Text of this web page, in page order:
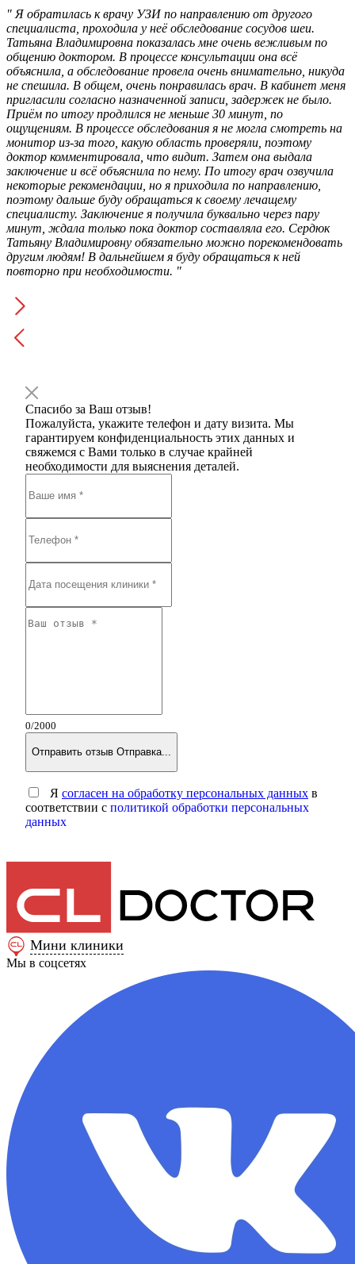
" Я обратилась к врачу УЗИ​ по направлению от другого
специалиста, проходила у неё обследование сосудов шеи.
Татьяна Владимировна показалась мне очень вежливым по
общению доктором. В процессе консультации она всё
объяснила, а обследование провела очень внимательно, никуда
не спешила. В общем, очень понравилась врач. В кабинет меня
пригласили согласно назначенной записи, задержек не было.
Приём по итогу продлился не меньше 30 минут, по
ощущениям. В процессе обследования я не могла смотреть на
монитор из-за того, какую область проверяли, поэтому
доктор комментировала, что видит. Затем она выдала
заключение и всё объяснила по нему. По итогу врач озвучила
некоторые рекомендации, но я приходила по направлению,
поэтому дальше буду обращаться к своему лечащему
специалисту. Заключение я получила буквально через пару
минут, ждала только пока доктор составляла его. Сердюк
Татьяну Владимировну обязательно можно порекомендовать
другим людям! В дальнейшем я буду обращаться к ней
повторно при необходимости. "
Спасибо за Ваш отзыв!
Пожалуйста, укажите телефон и дату визита. Мы
гарантируем конфиденциальность этих данных и
свяжемся с Вами только в случае крайней
необходимости для выяснения деталей.
0/2000
Отправить отзыв Отправка...
Я согласен на обработку персональных данных в
соответствии с политикой обработки персональных
данных
Мини клиники
Мы в соцсетях